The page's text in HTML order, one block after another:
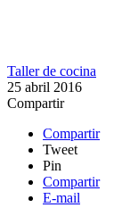
Taller de cocina
25 abril 2016
Compartir
Compartir
Tweet
Pin
Compartir
E-mail